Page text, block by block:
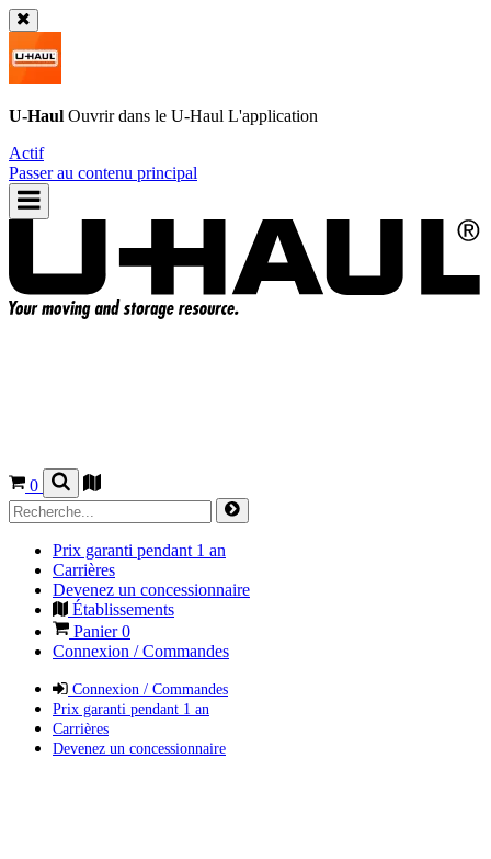
U-Haul Ouvrir dans le U-Haul L'application
Actif
Passer au contenu principal
0
Prix garanti pendant 1 an
Carrières
Devenez un concessionnaire
Établissements
Panier0
Connexion / Commandes
Connexion / Commandes
Prix garanti pendant 1 an
Carrières
Devenez un concessionnaire